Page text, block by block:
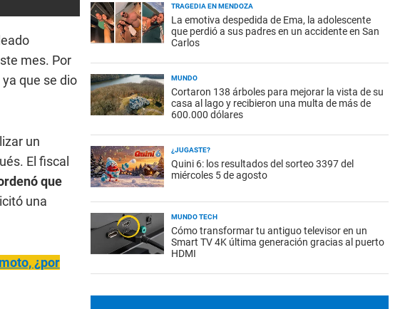
mes. Por
que se dio
un
El fiscal
que
una
¿por
TRAGEDIA EN MENDOZA
La emotiva despedida de Ema, la adolescente
que perdió a sus padres en un accidente en San
Carlos
MUNDO
Cortaron 138 árboles para mejorar la vista de su
casa al lago y recibieron una multa de más de
600.000 dólares
¿JUGASTE?
Quini 6: los resultados del sorteo 3397 del
miércoles 5 de agosto
MUNDO TECH
Cómo transformar tu antiguo televisor en un
Smart TV 4K última generación gracias al puerto
HDMI